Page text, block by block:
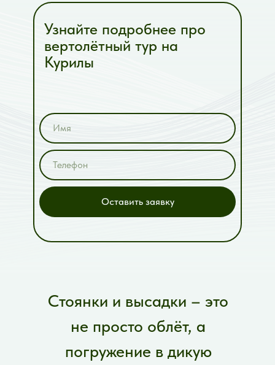
Узнайте подробнее про
вертолётный тур на
Курилы
Оставить заявку
Стоянки и высадки – это
не просто облёт, а
погружение в дикую